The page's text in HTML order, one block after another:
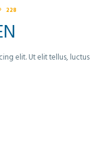
228
elit. Ut elit tellus, luctus